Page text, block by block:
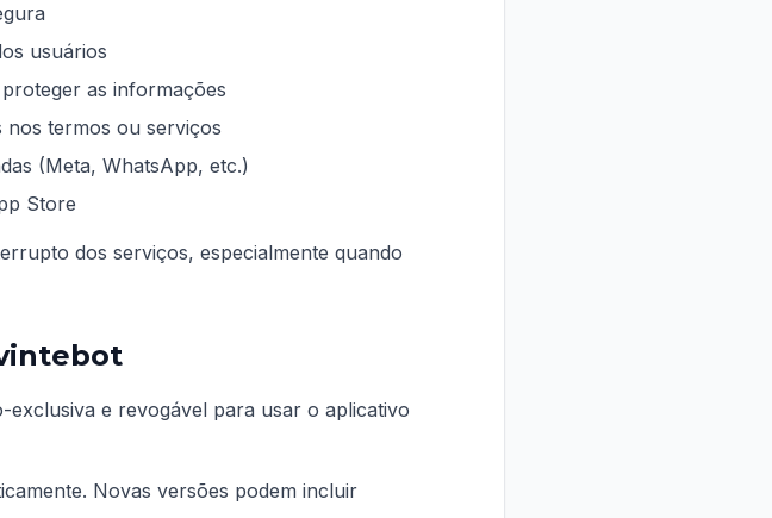
usuários
as informações
termos ou serviços
(Meta, WhatsApp, etc.)
Store
dos serviços, especialmente quando
exclusiva e revogável para usar o aplicativo
Novas versões podem incluir